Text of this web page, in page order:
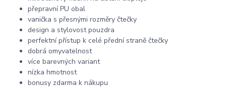
přepravní PU obal
vanička s přesnými rozměry čtečky
design a stylovost pouzdra
perfektní přístup k celé přední straně čtečky
dobrá omyvatelnost
více barevných variant
nízka hmotnost
bonusy zdarma k nákupu